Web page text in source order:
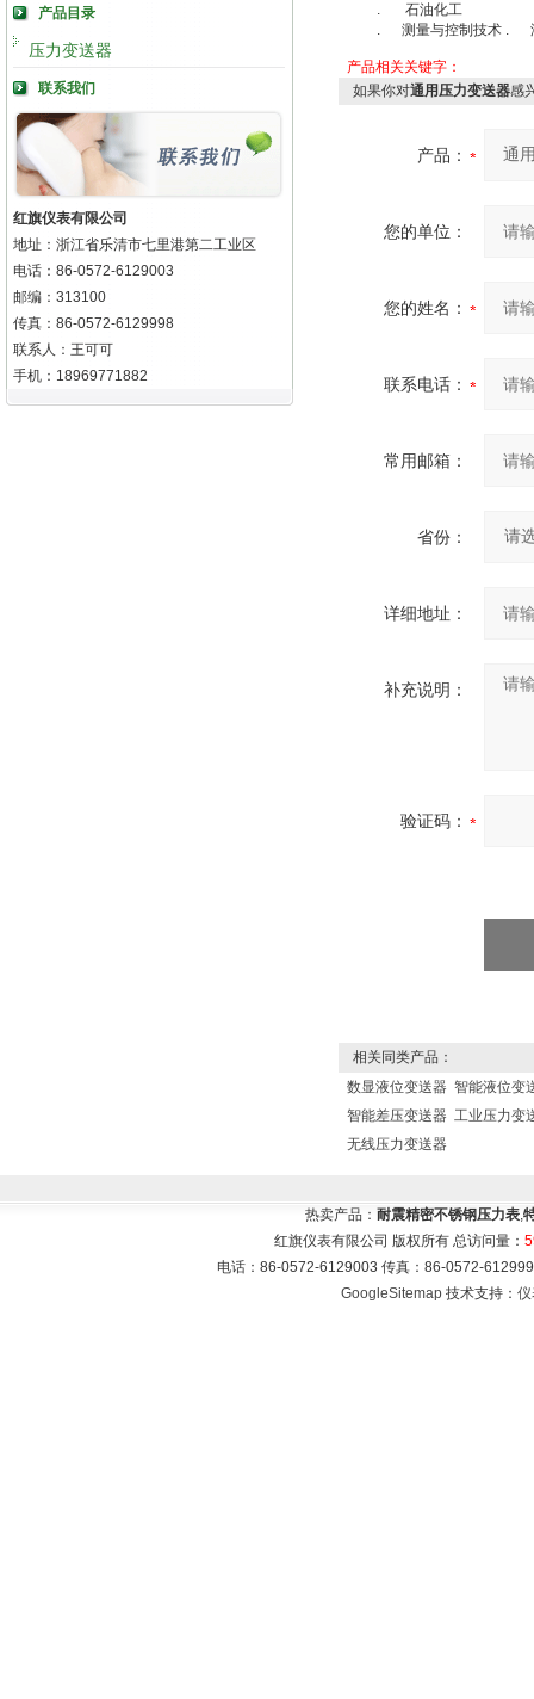
产品目录
压力变送器
联系我们
红旗仪表有限公司
地址：浙江省乐清市七里港第二工业区
电话：86-0572-6129003
邮编：313100
传真：86-0572-6129998
联系人：王可可
手机：18969771882
. 石油化工
. 测量与控制技术 .
产品相关关键字：
如果你对通用压力变送器感
产品：
您的单位：
您的姓名：
联系电话：
常用邮箱：
省份：
详细地址：
补充说明：
验证码：
相关同类产品：
数显液位变送器 智能液位变
智能差压变送器 工业压力变
无线压力变送器
热卖产品： 耐震精密不锈钢压力表,
红旗仪表有限公司 版权所有 总访问量：
电话：86-0572-6129003 传真：86-0572-
GoogleSitemap技术支持： 仪